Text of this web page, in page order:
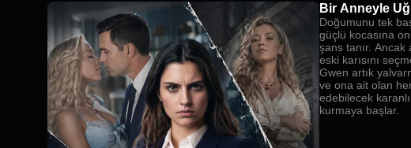
Bir Anneyle
Doğumunu tek
güçlü kocasına
şans tanır.
eski karısını
Gwen artık
ve ona ait olan
edebilecek
kurmaya başlar.